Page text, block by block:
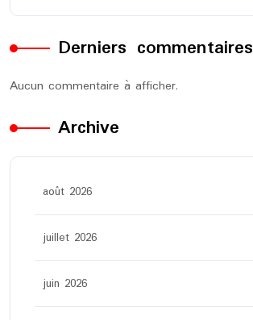
Derniers commentaires
Aucun commentaire à afficher.
Archive
août 2026
juillet 2026
juin 2026